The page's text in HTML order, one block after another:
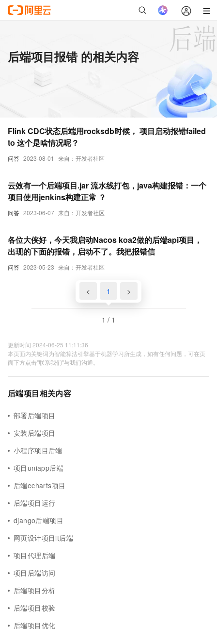
后端项目报错 的相关内容
问答 2023-08-01 来自：开发者社区
Flink CDC状态后端用rocksdb时候， 项目启动报错failed
to 这个是啥情况呢？
问答 2023-06-07 来自：开发者社区
云效有一个后端项目.jar 流水线打包，java构建报错：一个
项目使用jenkins构建正常 ？
问答 2023-05-23 来自：开发者社区
各位大侠好，今天我启动Nacos koa2做的后端api项目，
出现的下面的报错，启动不了。我把报错信
< 1 >
1 / 1
更新时间 2024-06-25 11:11:36
本页面内关键词为智能算法引擎基于机器学习所生成，如有任何问题，可在页
面下方点击"联系我们"与我们沟通。
后端项目相关内容
部署后端项目
安装后端项目
小程序项目后端
项目uniapp后端
后端echarts项目
后端项目运行
django后端项目
网页设计项目it后端
项目代理后端
项目后端访问
后端项目分析
后端项目校验
后端项目优化